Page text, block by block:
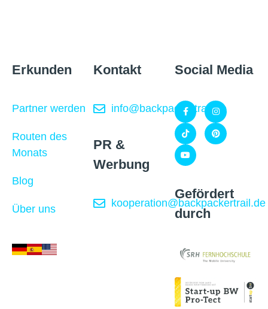
Erkunden
Partner werden
Routen des
Monats
Blog
Über uns
Kontakt
info@backpackertrail.de
PR &
Werbung
kooperation@backpackertrail.de
Social Media
Gefördert
durch